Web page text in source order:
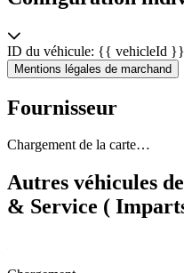
ID du véhicule: {{ vehicleId }}
Mentions légales de marchand
Fournisseur
Chargement de la carte…
Autres véhicules
& Service (